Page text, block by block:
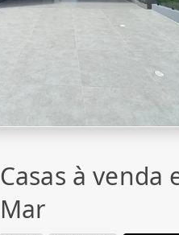
Casas à venda
Mar